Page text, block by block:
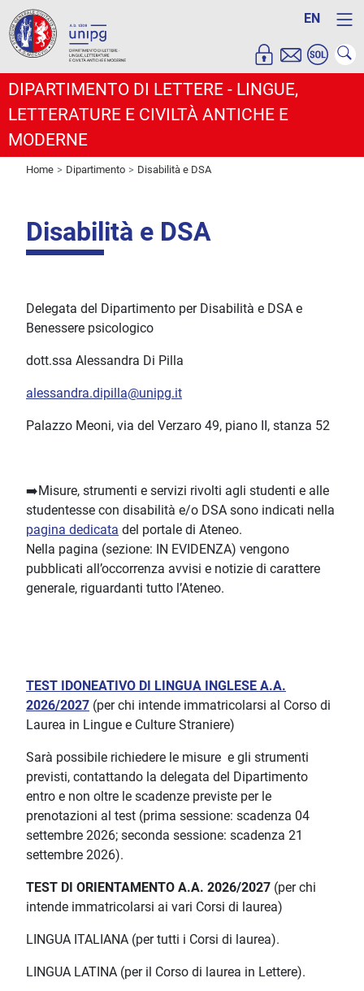
EN
DIPARTIMENTO DI LETTERE - LINGUE,
LETTERATURE E CIVILTÀ ANTICHE E
MODERNE
Home Dipartimento Disabilità e DSA
Disabilità e DSA
Delegata del Dipartimento per Disabilità e DSA e
Benessere psicologico
dott.ssa Alessandra Di Pilla
alessandra.dipilla@unipg.it
Palazzo Meoni, via del Verzaro 49, piano II, stanza 52
➡️Misure, strumenti e servizi rivolti agli studenti e alle
studentesse con disabilità e/o DSA sono indicati nella
pagina dedicata del portale di Ateneo.
Nella pagina (sezione: IN EVIDENZA) vengono
pubblicati all’occorrenza avvisi e notizie di carattere
generale, riguardanti tutto l’Ateneo.
TEST IDONEATIVO DI LINGUA INGLESE A.A.
2026/2027 (per chi intende immatricolarsi al Corso di
Laurea in Lingue e Culture Straniere)
Sarà possibile richiedere le misure e gli strumenti
previsti, contattando la delegata del Dipartimento
entro e non oltre le scadenze previste per le
prenotazioni al test (prima sessione: scadenza 04
settembre 2026; seconda sessione: scadenza 21
settembre 2026).
TEST DI ORIENTAMENTO A.A. 2026/2027 (per chi
intende immatricolarsi ai vari Corsi di laurea)
LINGUA ITALIANA (per tutti i Corsi di laurea).
LINGUA LATINA (per il Corso di laurea in Lettere).